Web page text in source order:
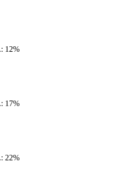
12%
17%
22%